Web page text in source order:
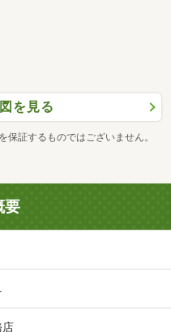
を見る
証するものではございません。
要
店